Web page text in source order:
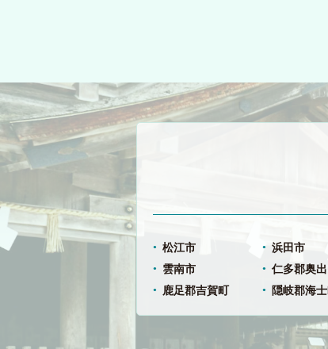
松江市 浜田市
雲南市
仁多郡奥
鹿足郡吉賀町
隠岐郡海